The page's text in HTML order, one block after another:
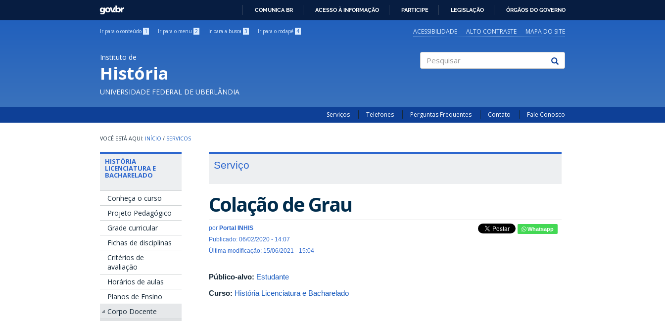
GOVBR
COMUNICA BR ACESSO À INFORMAÇÃO PARTICIPE LEGISLAÇÃO ÓRGÃOS DO GOVERNO
Ir para o conteúdo 1 Ir para o menu 2 Ir para a busca 3 Ir para o rodapé 4 ACESSIBILIDADE ALTO CONTRASTE MAPA DO SITE
Instituto de
História
UNIVERSIDADE FEDERAL DE UBERLÂNDIA
Serviços Telefones Perguntas Frequentes Contato Fale Conosco
INÍCIO / SERVICOS
HISTÓRIA
LICENCIATURA E
BACHARELADO
Conheça o curso
Projeto Pedagógico
Grade curricular
Fichas de disciplinas
Critérios de
avaliação
Horários de aulas
Planos de Ensino
Corpo Docente
Serviço
Colação de Grau
por Portal INHIS
Publicado: 06/02/2020 - 14:07
Última modificação: 15/06/2021 - 15:04
Whatsapp
Público-alvo: Estudante
Curso: História Licenciatura e Bacharelado